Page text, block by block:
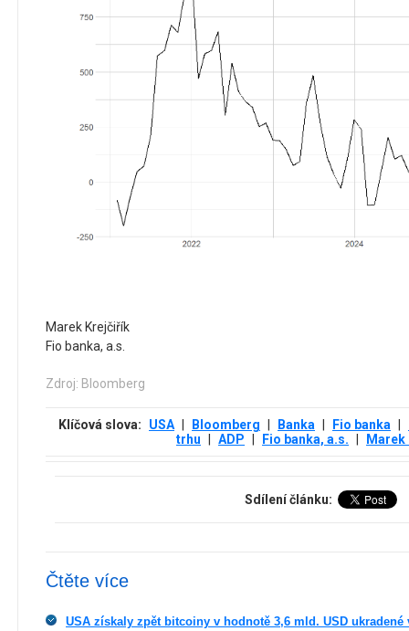
Marek Krejčiřík
Fio banka, a.s.
Zdroj: Bloomberg
Klíčová slova: USA Bloomberg Banka Fio banka
trhu
ADP Fio banka, a.s.
Sdílení článku:
Čtěte více
USA získaly zpět bitcoiny v hodnotě 3,6 mld. USD ukradené